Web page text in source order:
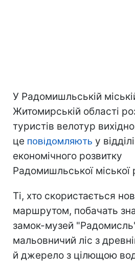
У Радомишльській
Житомирській області
туристів велотур
це повідомляють у відділі
економічного розвитку
Радомишльської міської
Ті, хто скористається
маршрутом, побачать
замок-музей
мальовничий ліс з
й джерело з цілющою